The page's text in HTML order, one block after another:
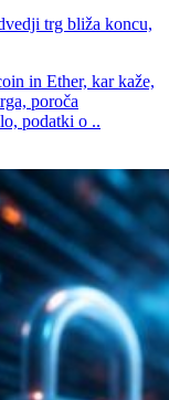
trg bliža koncu,
in Ether, kar kaže,
poroča
podatki o ..